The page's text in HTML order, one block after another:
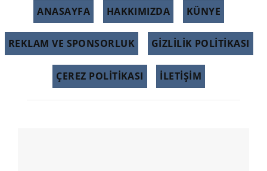
ANASAYFA HAKKIMIZDA KÜNYE
REKLAM VE SPONSORLUK GIZLILIK POLITIKASI
ÇEREZ POLITIKASI İLETİŞİM